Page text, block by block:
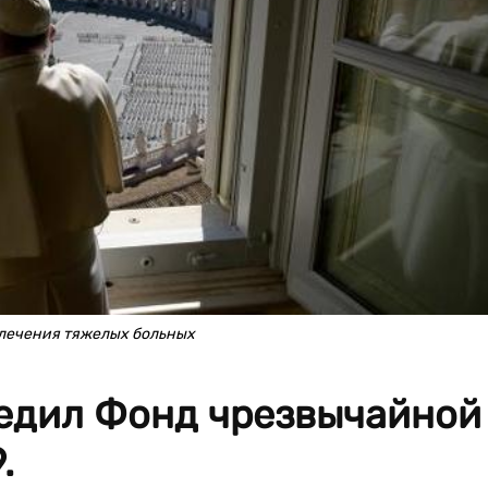
тяжелых больных
Фонд чрезвычайной